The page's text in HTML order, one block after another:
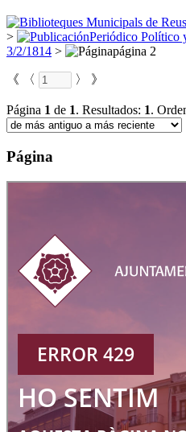
>
Periódico Político
3/2/1814 > página 2
《 〈 〉 》
Página 1 de 1. Resultados: 1.
Página